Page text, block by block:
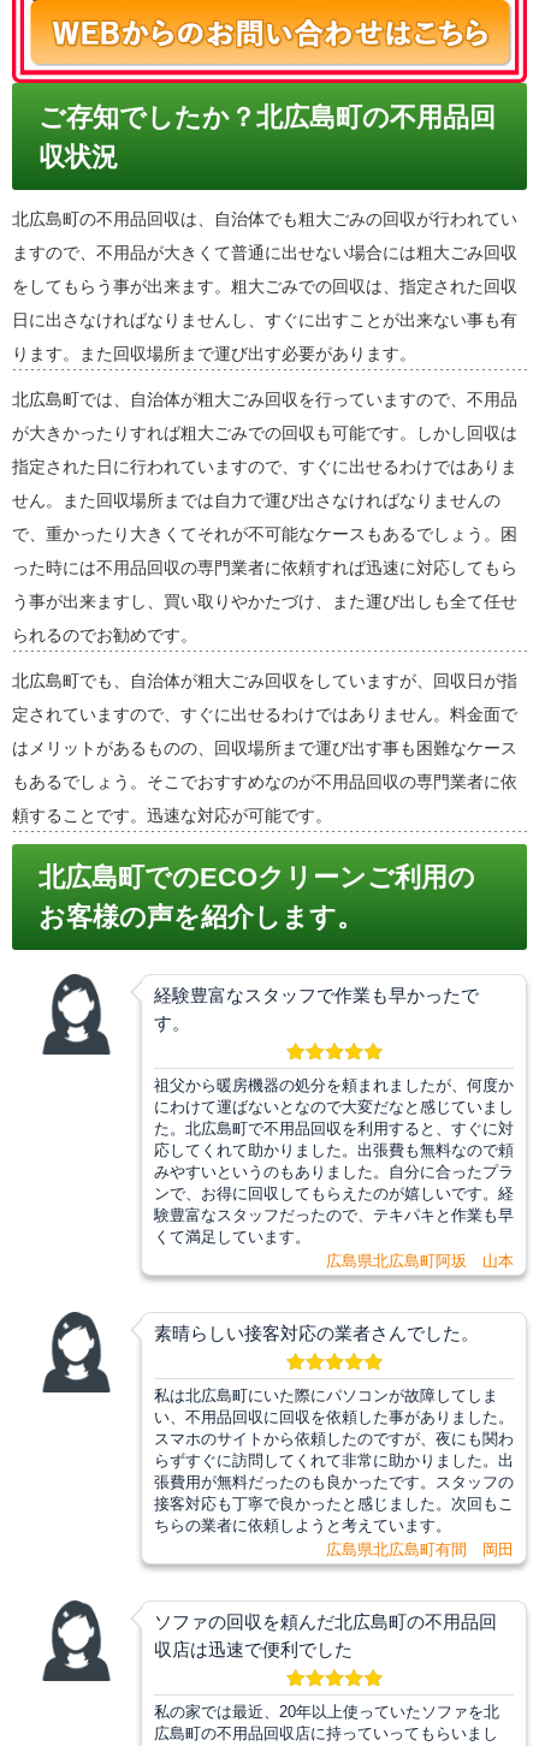
ご存知でしたか？北広島町の不用品回
収状況
北広島町の不用品回収は、自治体でも粗大ごみの回収が行われてい
ますので、不用品が大きくて普通に出せない場合には粗大ごみ回収
をしてもらう事が出来ます。粗大ごみでの回収は、指定された回収
日に出さなければなりませんし、すぐに出すことが出来ない事も有
ります。また回収場所まで運び出す必要があります。
北広島町では、自治体が粗大ごみ回収を行っていますので、不用品
が大きかったりすれば粗大ごみでの回収も可能です。しかし回収は
指定された日に行われていますので、すぐに出せるわけではありま
せん。また回収場所までは自力で運び出さなければなりませんの
で、重かったり大きくてそれが不可能なケースもあるでしょう。困
った時には不用品回収の専門業者に依頼すれば迅速に対応してもら
う事が出来ますし、買い取りやかたづけ、また運び出しも全て任せ
られるのでお勧めです。
北広島町でも、自治体が粗大ごみ回収をしていますが、回収日が指
定されていますので、すぐに出せるわけではありません。料金面で
はメリットがあるものの、回収場所まで運び出す事も困難なケース
もあるでしょう。そこでおすすめなのが不用品回収の専門業者に依
頼することです。迅速な対応が可能です。
北広島町でのECOクリーンご利用の
お客様の声を紹介します。
経験豊富なスタッフで作業も早かったで
す。
祖父から暖房機器の処分を頼まれましたが、何度か
にわけて運ばないとなので大変だなと感じていまし
た。北広島町で不用品回収を利用すると、すぐに対
応してくれて助かりました。出張費も無料なので頼
みやすいというのもありました。自分に合ったプラ
ンで、お得に回収してもらえたのが嬉しいです。経
験豊富なスタッフだったので、テキパキと作業も早
くて満足しています。
広島県北広島町阿坂 山本
素晴らしい接客対応の業者さんでした。
私は北広島町にいた際にパソコンが故障してしま
い、不用品回収に回収を依頼した事がありました。
スマホのサイトから依頼したのですが、夜にも関わ
らずすぐに訪問してくれて非常に助かりました。出
張費用が無料だったのも良かったです。スタッフの
接客対応も丁寧で良かったと感じました。次回もこ
ちらの業者に依頼しようと考えています。
広島県北広島町有間 岡田
ソファの回収を頼んだ北広島町の不用品回
収店は迅速で便利でした
私の家では最近、20年以上使っていたソファを北
広島町の不用品回収店に持っていってもらいまし